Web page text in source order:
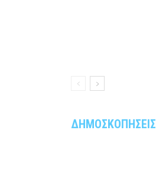
ΔΗΜΟΣΚΟΠΗΣΕΙΣ